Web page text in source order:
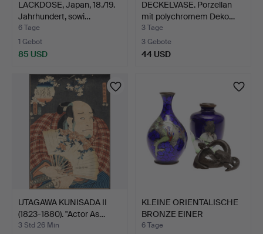
LACKDOSE, Japan, 18./19.
Jahrhundert, sowi…
6 Tage
1 Gebot
85 USD
DECKELVASE. Porzellan
mit polychromem Deko…
3 Tage
3 Gebote
44 USD
UTAGAWA KUNISADA II
(1823-1880). "Actor As…
3 Std 26 Min
KLEINE ORIENTALISCHE
BRONZE EINER
SCHLANGE…
6 Tage